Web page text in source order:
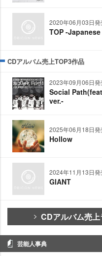
2020年06月03日発
TOP -
CDアルバム売上TOP3作品
2023年09月06日発
Social
ver.-
2025年06月18日発
Hollow
2024年11月13日発
GIANT
CDアルバム売
芸能人事典